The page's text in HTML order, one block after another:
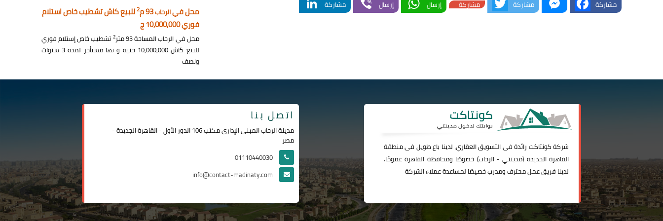
مشاركة مشاركة مشاركة إرسال إرسال مشاركة
محل فيالرحاب93 م 2للبيع كاش تشطيب خاص استلام
فوري 10,000,000 ج
محل في الرحاب المساحة 93 متر 2 تشطيب خاص إستلام فوري
للبيع كاش 10,000,000 جنيه و بها مستأجر لمده 3 سنوات
ونصف
شركةكونتاكت رائدة فى التسويق العقاري، لدينا باع طويل فى منطقة
القاهرة الجديدة (مدينتي-الرحاب) خصوصًا ومحافظة القاهرة عمومًا.
لدينا فريق عمل محترف ومدرب خصيصًا لمساعدة عملاء الشركة
اتصل بنا
مدينة الرحاب المبنى الإداري مكتب 106 الدور الأول - القاهرة الجديدة -
مصر
01110440030
info@contact-madinaty.com